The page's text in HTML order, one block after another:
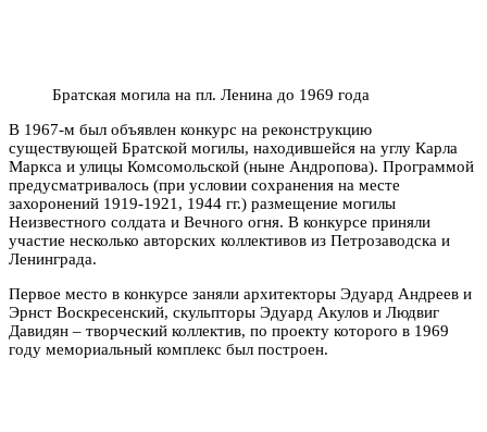
Братская могила на пл. Ленина до 1969 года
В 1967-м был объявлен конкурс на реконструкцию
существующей Братской могилы, находившейся на углу Карла
Маркса и улицы Комсомольской (ныне Андропова). Программой
предусматривалось (при условии сохранения на месте
захоронений 1919-1921, 1944 гг.) размещение могилы
Неизвестного солдата и Вечного огня. В конкурсе приняли
участие несколько авторских коллективов из Петрозаводска и
Ленинграда.
Первое место в конкурсе заняли архитекторы Эдуард Андреев и
Эрнст Воскресенский, скульпторы Эдуард Акулов и Людвиг
Давидян – творческий коллектив, по проекту которого в 1969
году мемориальный комплекс был построен.